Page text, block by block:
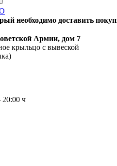
необходимо доставить
Армии, дом 7
крыльцо с вывеской
20:00 ч